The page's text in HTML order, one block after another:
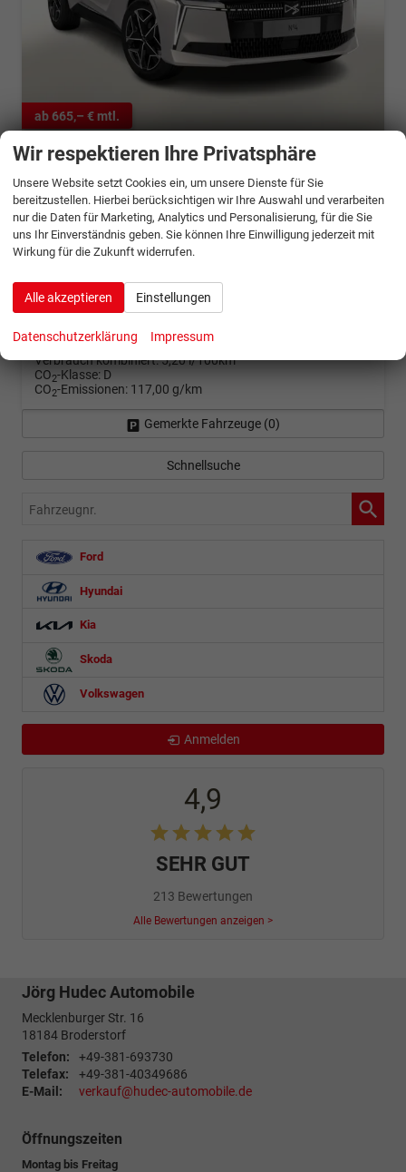
ab 665,– € mtl.
DS Automobiles Nº4
Étoile Alcantara N°4 Hybrid eHK Matrix Massage
sofort lieferbar Fahrzeug mit Tageszulassung
Fahrzeugnr. 1352854 Getriebe
Automatik
Kraftstoff
Benzin
15.05.2026
incl. 19% MwSt.
Verbrauch kombiniert:5,20 l/100km
CO2-Klasse: D
CO2-Emissionen: 117,00 g/km
Gemerkte Fahrzeuge (0)
Schnellsuche
Fahrzeugnr.
Ford
Hyundai
Kia
Skoda
Volkswagen
Anmelden
4,9
SEHR GUT
213 Bewertungen
Alle Bewertungen anzeigen >
Jörg Hudec Automobile
Mecklenburger Str. 16
18184 Broderstorf
Telefon:
+49-381-693730
Telefax:
+49-381-40349686
E-Mail:
verkauf@hudec-automobile.de
Öffnungszeiten
Montag bis Freitag
Wir respektieren Ihre Privatsphäre
Unsere Website setzt Cookies ein, um unsere Dienste für Sie
bereitzustellen. Hierbei berücksichtigen wir Ihre Auswahl und verarbeiten
nur die Daten für Marketing, Analytics und Personalisierung, für die Sie
uns Ihr Einverständnis geben. Sie können Ihre Einwilligung jederzeit mit
Wirkung für die Zukunft widerrufen.
Alle akzeptieren Einstellungen
Datenschutzerklärung Impressum